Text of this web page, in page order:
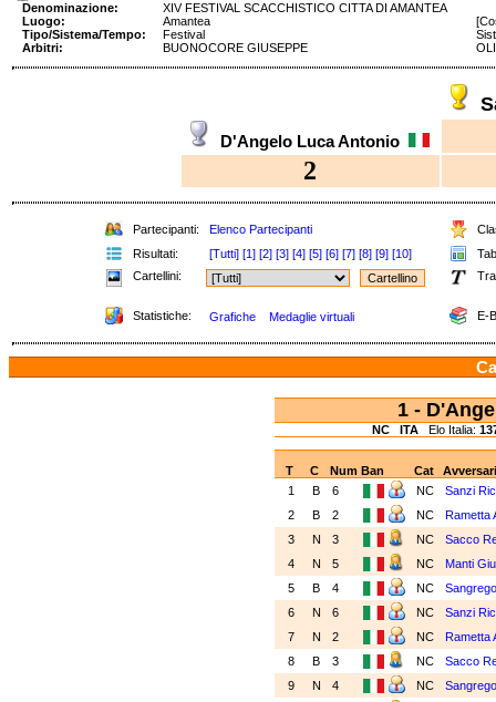
Denominazione:
XIV FESTIVAL SCACCHISTICO CITTA DI AMANTEA
Luogo:
Amantea
Tipo/Sistema/Tempo:
Festival
Arbitri:
BUONOCORE GIUSEPPE
D'Angelo Luca Antonio
2
Partecipanti: Elenco Partecipanti
Risultati:
[Tutti] [1] [2] [3] [4] [5] [6] [7] [8] [9] [10]
Cartellini:
Statistiche: Grafiche Medaglie virtuali E-
1 -
NC ITAElo Italia:
T C NumBan Cat
1
B 6 NC
Sanzi
2
B 2 NC
Rametta
3
N 3 NC
Sacco
4
N 5 NC
Manti
5
B 4 NC
6
N 6 NC
Sanzi
7
N 2 NC
Rametta
8
B 3 NC
Sacco
9
N 4 NC